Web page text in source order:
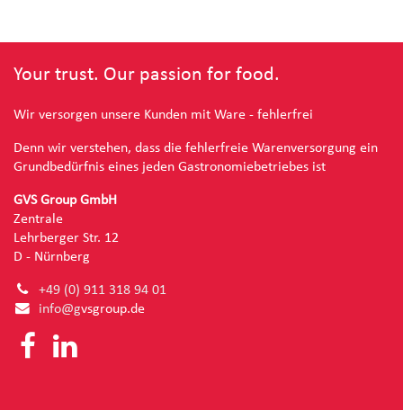
Your trust. Our passion for food.
Wir versorgen unsere Kunden mit Ware - fehlerfrei
Denn wir verstehen, dass die fehlerfreie Warenversorgung ein
Grundbedürfnis eines jeden Gastronomiebetriebes ist
GVS Group GmbH
Zentrale
Lehrberger Str. 12
D - Nürnberg
+49 (0) 911 318 94 01
info@gvsgroup.de